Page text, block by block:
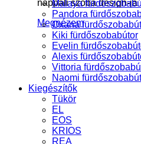
nappali szoba design-ja
Megnézem
Malaya
Pandora
Oxana
Kiki fürdőszobabútor
Evelin
Alexis
Vittoria
Naomi
Kiegészítők
Tükör
EL
EOS
KRIOS
REA